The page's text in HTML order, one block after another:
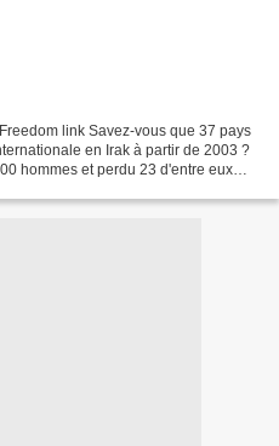
link Savez-vous que 37 pays
en Irak à partir de 2003 ?
hommes et perdu 23 d'entre eux